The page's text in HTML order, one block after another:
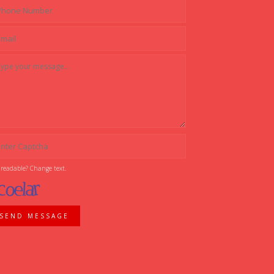
Change text.
SEND MESSAGE